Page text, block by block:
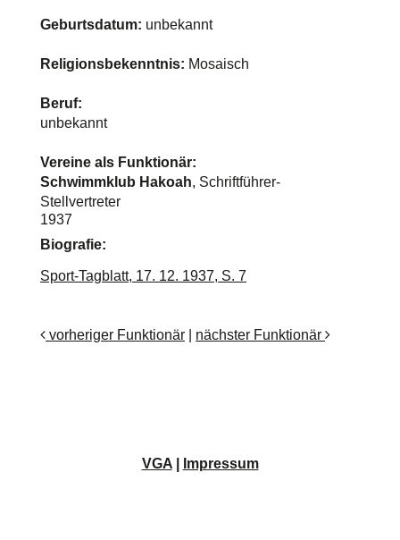
Geburtsdatum: unbekannt
Religionsbekenntnis: Mosaisch
Beruf:
unbekannt
Vereine als Funktionär:
Schwimmklub Hakoah, Schriftführer-
Stellvertreter
1937
Biografie:
Sport-Tagblatt, 17. 12. 1937, S. 7
vorheriger Funktionär nächster Funktionär
VGA| Impressum